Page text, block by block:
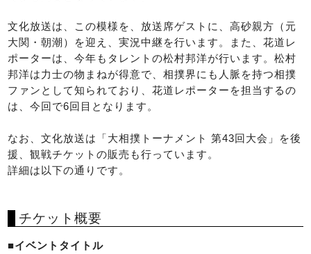
文化放送は、この模様を、放送席ゲストに、高砂親方（元
大関・朝潮）を迎え、実況中継を行います。また、花道レ
ポーターは、今年もタレントの松村邦洋が行います。松村
邦洋は力士の物まねが得意で、相撲界にも人脈を持つ相撲
ファンとして知られており、花道レポーターを担当するの
は、今回で6回目となります。
なお、文化放送は「大相撲トーナメント 第43回大会」を後
援、観戦チケットの販売も行っています。
詳細は以下の通りです。
チケット概要
■イベントタイトル